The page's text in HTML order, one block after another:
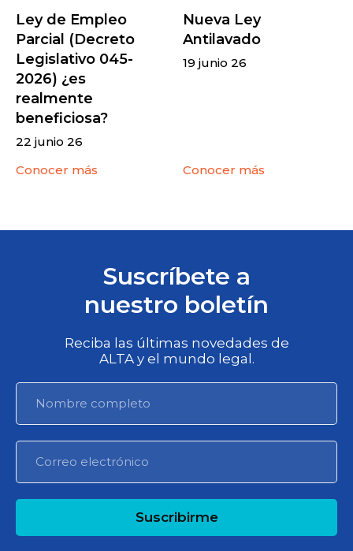
Ley de Empleo
Parcial (Decreto
Legislativo 045-
2026) ¿es
realmente
beneficiosa?
22 junio 26
Conocer más
Nueva Ley
Antilavado
19 junio 26
Conocer más
Suscríbete a
nuestro boletín
Reciba las últimas novedades de
ALTA y el mundo legal.
Suscribirme